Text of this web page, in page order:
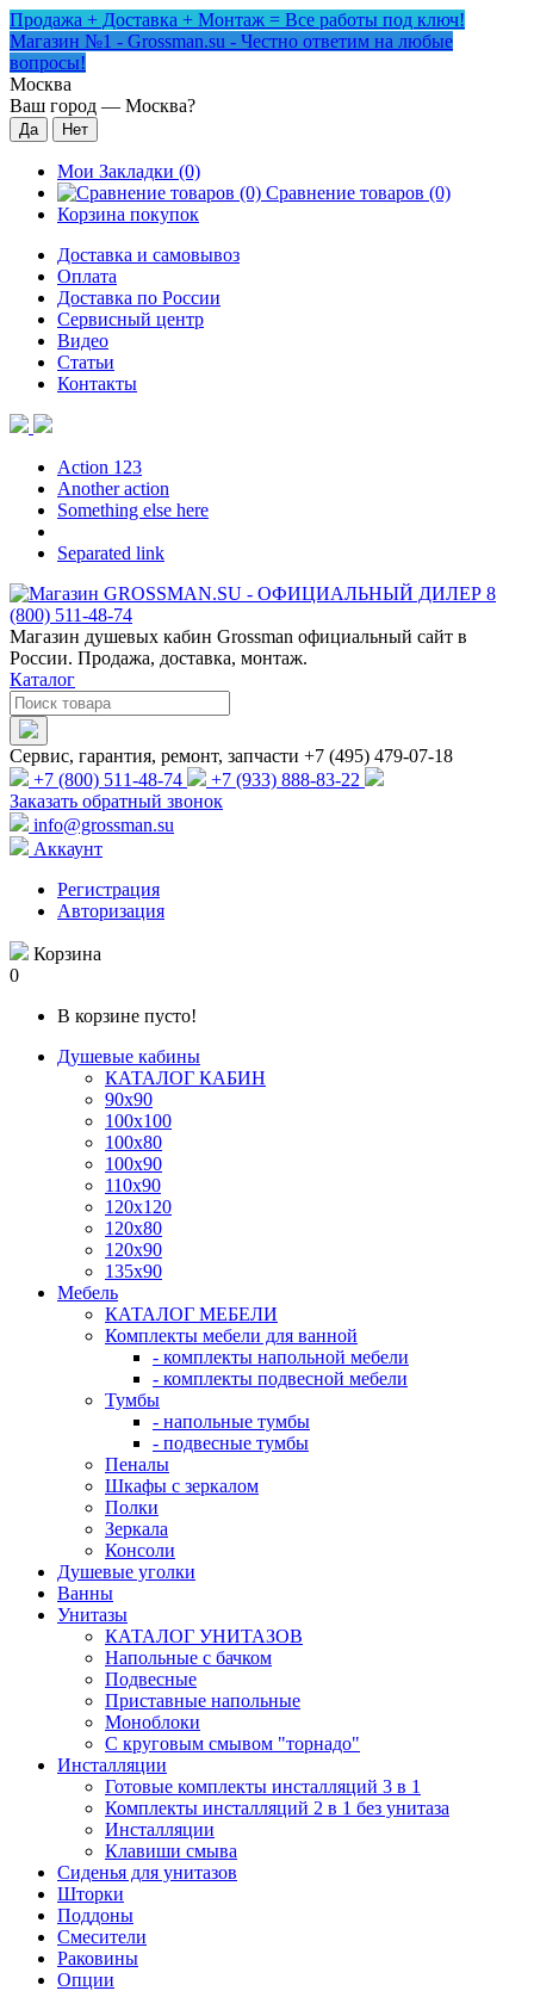
Продажа + Доставка + Монтаж = Все работы под ключ!
Магазин №1 - Grossman.su - Честно ответим на любые
вопросы!
Москва
Ваш город — Москва?
Мои Закладки (0)
Сравнение товаров (0)
Корзина покупок
Доставка и самовывоз
Оплата
Доставка по России
Сервисный центр
Видео
Статьи
Контакты
Action 123
Another action
Something else here
Separated link
Магазин душевых кабин Grossman официальный сайт в
России. Продажа, доставка, монтаж.
Каталог
Сервис, гарантия, ремонт, запчасти +7 (495) 479-07-18
+7 (800) 511-48-74
+7 (933) 888-83-22
Заказать обратный звонок
info@grossman.su
Аккаунт
Регистрация
Авторизация
Корзина
0
В корзине пусто!
Душевые кабины
КАТАЛОГ КАБИН
90x90
100x100
100x80
100x90
110x90
120x120
120x80
120x90
135x90
Мебель
КАТАЛОГ МЕБЕЛИ
Комплекты мебели для ванной
- комплекты напольной мебели
- комплекты подвесной мебели
Тумбы
- напольные тумбы
- подвесные тумбы
Пеналы
Шкафы с зеркалом
Полки
Зеркала
Консоли
Душевые уголки
Ванны
Унитазы
КАТАЛОГ УНИТАЗОВ
Напольные с бачком
Подвесные
Приставные напольные
Моноблоки
С круговым смывом "торнадо"
Инсталляции
Готовые комплекты инсталляций 3 в 1
Комплекты инсталляций 2 в 1 без унитаза
Инсталляции
Клавиши смыва
Сиденья для унитазов
Шторки
Поддоны
Смесители
Раковины
Опции